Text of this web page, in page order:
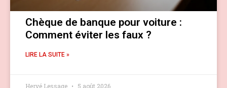
Chèque de banque pour voiture :
Comment éviter les faux ?
LIRE LA SUITE »
Hervé Lessage 5 août 2026